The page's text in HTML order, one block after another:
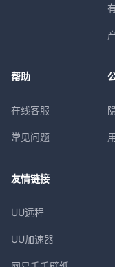
帮助
在线客服
常见问题
友情链接
UU远程
UU加速器